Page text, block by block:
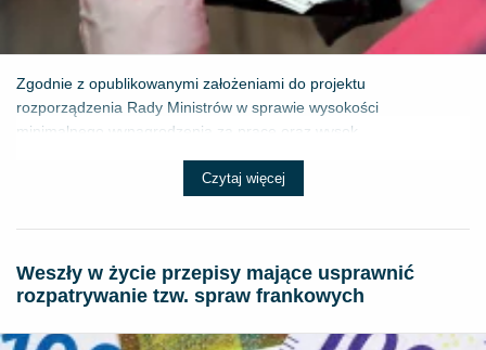
Zgodnie z opublikowanymi założeniami do projektu
rozporządzenia Rady Ministrów w sprawie wysokości
minimalnego wynagrodzenia za pracę oraz wysok...
Czytaj więcej
Weszły w życie przepisy mające usprawnić
rozpatrywanie tzw. spraw frankowych